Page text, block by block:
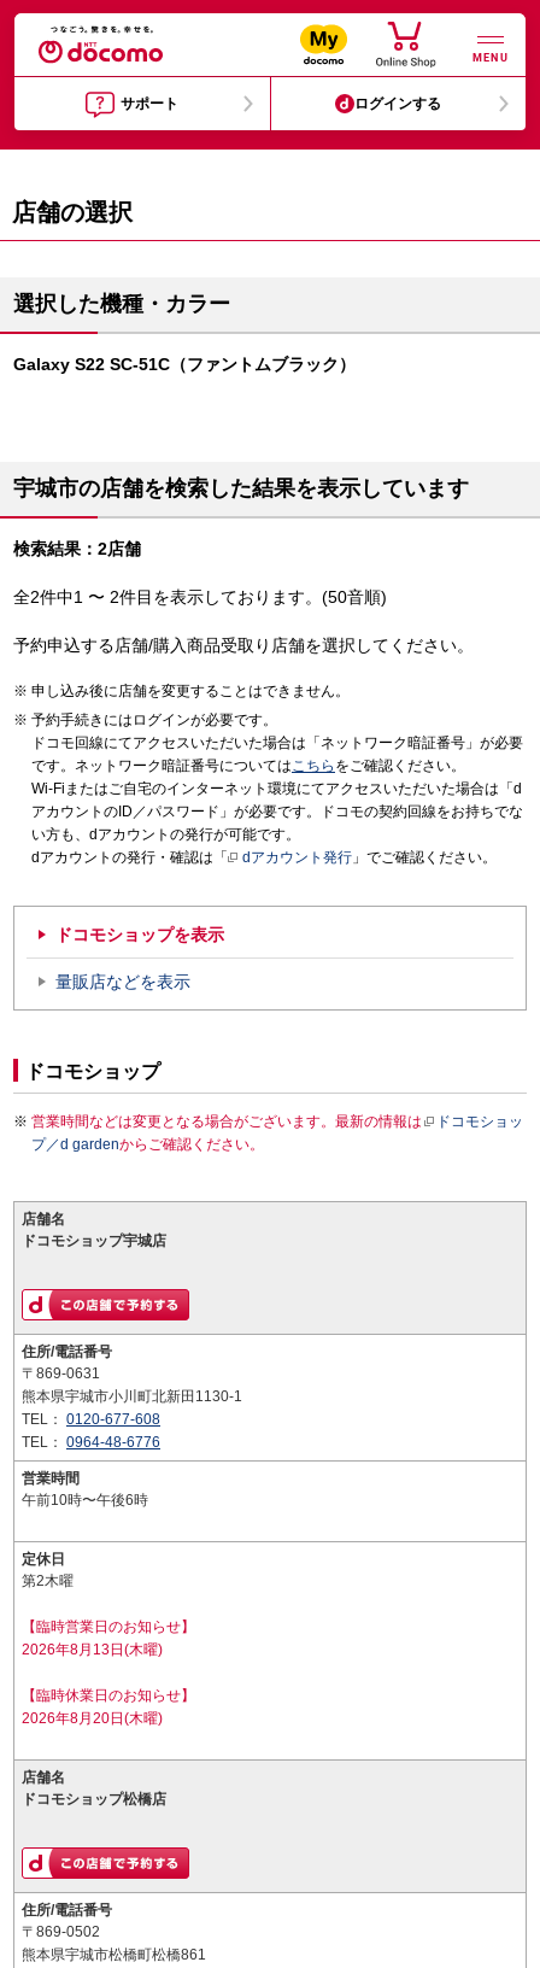
MENU
サポート ログインする
店舗の選択
選択した機種・カラー
Galaxy S22 SC-51C（ファントムブラック）
宇城市の店舗を検索した結果を表示しています
検索結果：2店舗
全2件中1 〜 2件目を表示しております。(50音順)
予約申込する店舗/購入商品受取り店舗を選択してください。
申し込み後に店舗を変更することはできません。
予約手続きにはログインが必要です。
ドコモ回線にてアクセスいただいた場合は「ネットワーク暗証番号」が必要
です。ネットワーク暗証番号についてはこちら をご確認ください。
Wi-Fiまたはご自宅のインターネット環境にてアクセスいただいた場合は「d
アカウントのID／パスワード」が必要です。ドコモの契約回線をお持ちでな
い方も、dアカウントの発行が可能です。
dアカウントの発行・確認は「
dアカウント発行 」でご確認ください。
ドコモショップを表示
量販店などを表示
ドコモショップ
営業時間などは変更となる場合がございます。最新の情報は
ドコモショッ
プ／d gardenからご確認ください。
店舗名
ドコモショップ宇城店
住所/電話番号
〒869-0631
熊本県宇城市小川町北新田1130-1
TEL： 0120-677-608
TEL： 0964-48-6776
営業時間
午前10時〜午後6時
定休日
第2木曜
【臨時営業日のお知らせ】
2026年8月13日(木曜)
【臨時休業日のお知らせ】
2026年8月20日(木曜)
店舗名
ドコモショップ松橋店
住所/電話番号
〒869-0502
熊本県宇城市松橋町松橋861